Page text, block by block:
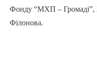
Фонду “МХП – Громаді”,
Філонова.